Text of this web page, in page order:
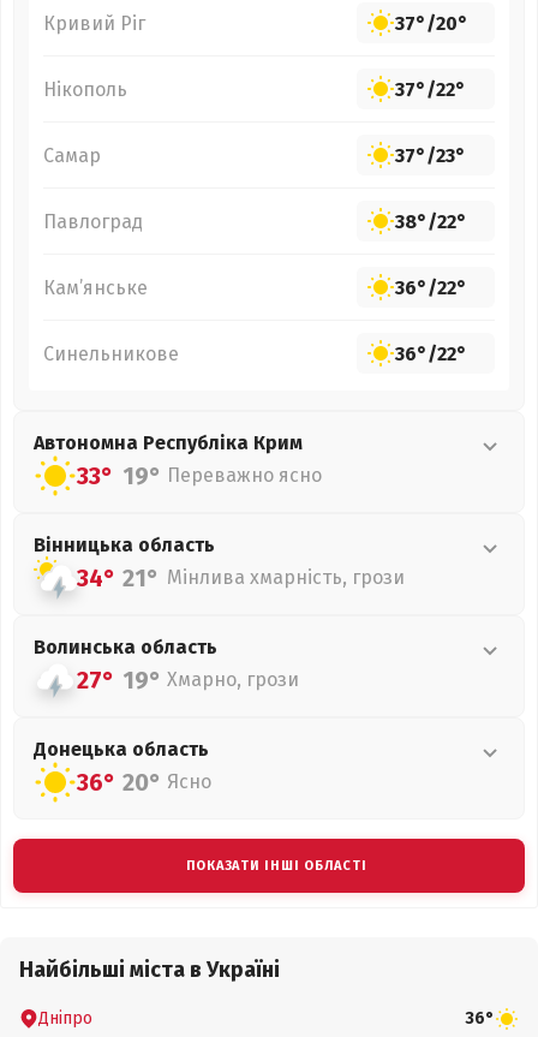
Кривий Ріг 37°/20°
Нікополь 37°/22°
Самар 37°/23°
Павлоград 38°/22°
Кам’янське 36°/22°
Синельникове 36°/22°
Автономна Республіка Крим
33° 19° Переважно ясно
Вінницька область
34° 21° Мінлива хмарність, грози
Волинська область
27° 19° Хмарно, грози
Донецька область
36° 20° Ясно
ПОКАЗАТИ ІНШІ ОБЛАСТІ
Найбільші міста в Україні
Дніпро 36°